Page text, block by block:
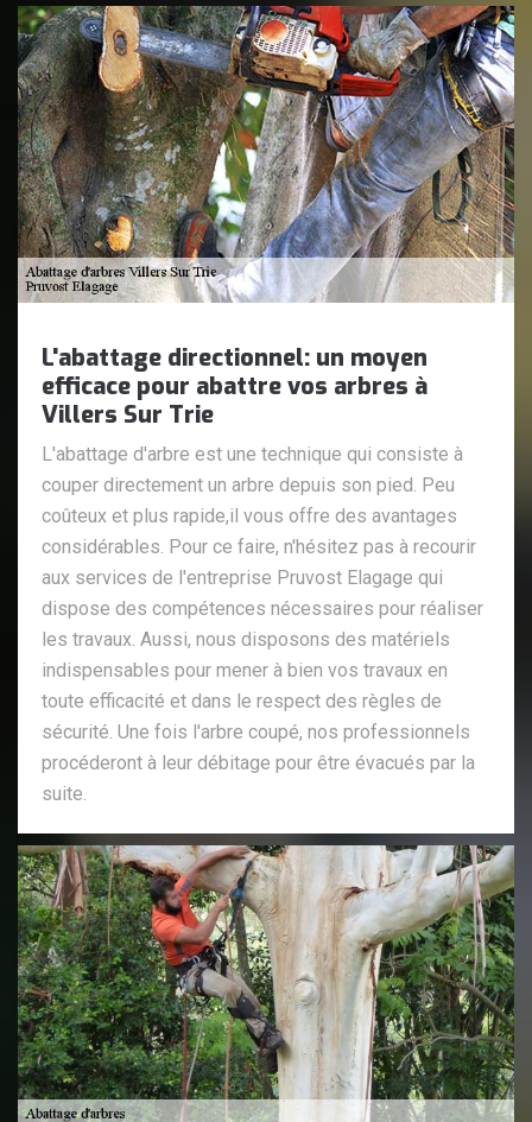
L'abattage directionnel: un moyen
efficace pour abattre vos arbres à
Villers Sur Trie
L'abattage d'arbre est une technique qui consiste à
couper directement un arbre depuis son pied. Peu
coûteux et plus rapide,il vous offre des avantages
considérables. Pour ce faire, n'hésitez pas à recourir
aux services de l'entreprise Pruvost Elagage qui
dispose des compétences nécessaires pour réaliser
les travaux. Aussi, nous disposons des matériels
indispensables pour mener à bien vos travaux en
toute efficacité et dans le respect des règles de
sécurité. Une fois l'arbre coupé, nos professionnels
procéderont à leur débitage pour être évacués par la
suite.